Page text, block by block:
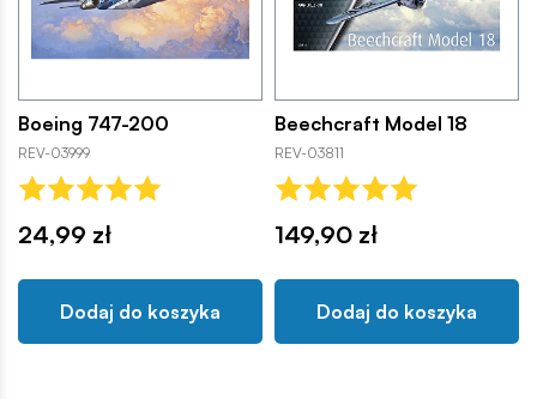
Boeing 747-200
REV-03999
24,99 zł
Dodaj do koszyka
Beechcraft Model 18
REV-03811
149,90 zł
Dodaj do koszyka